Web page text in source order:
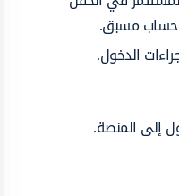
مسبق.
الدخول.
إلى المنصة.